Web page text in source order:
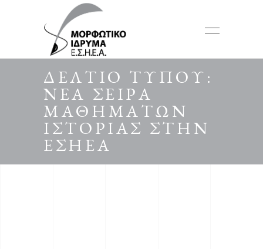
ΔΕΛΤΙΟ ΤΥΠΟΥ:
ΝΕΑ ΣΕΙΡΑ
ΜΑΘΗΜΑΤΩΝ
ΙΣΤΟΡΙΑΣ ΣΤΗΝ
ΕΣΗΕΑ